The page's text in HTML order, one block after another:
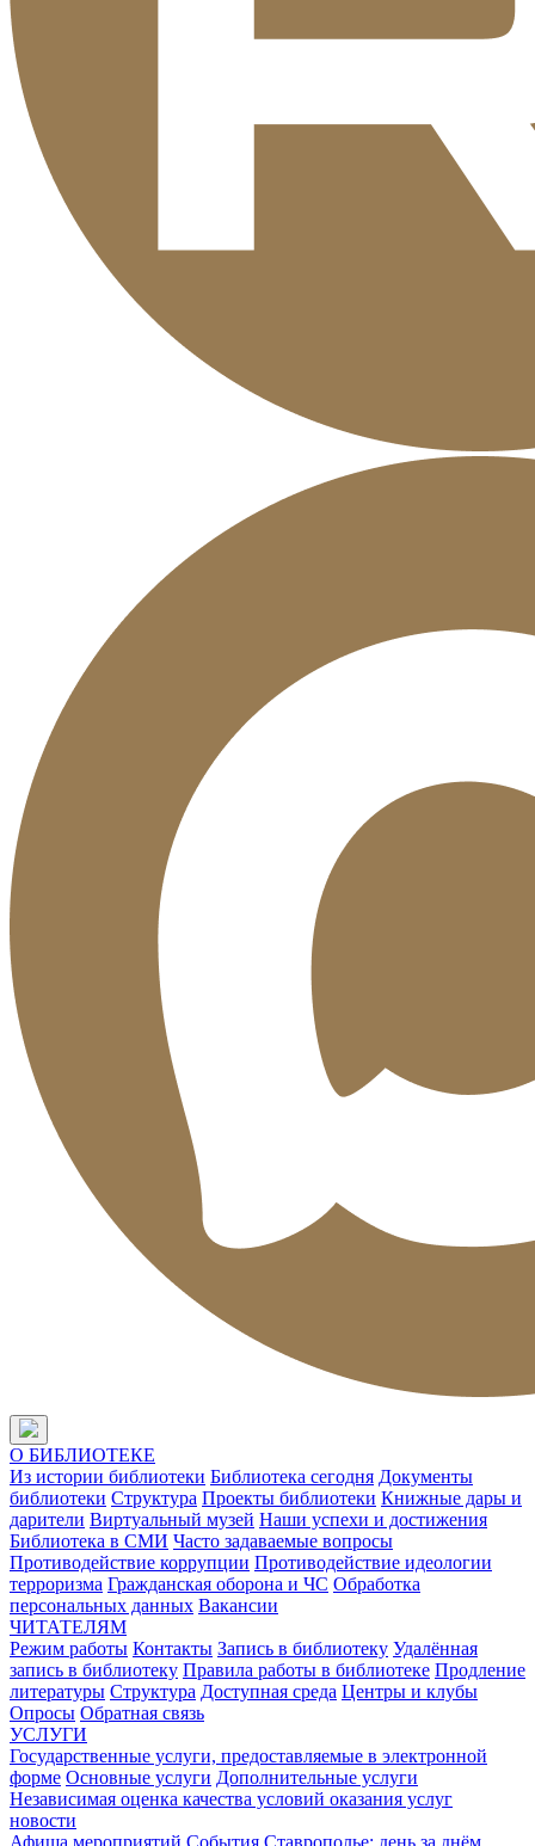
О БИБЛИОТЕКЕ
Из истории библиотеки Библиотека сегодня Документы
библиотеки Структура Проекты библиотеки Книжные дары и
дарители Виртуальный музей Наши успехи и достижения
Библиотека в СМИ Часто задаваемые вопросы
Противодействие коррупции Противодействие идеологии
терроризма Гражданская оборона и ЧС Обработка
персональных данных Вакансии
ЧИТАТЕЛЯМ
Режим работы Контакты Запись в библиотеку Удалённая
запись в библиотеку Правила работы в библиотеке Продление
литературы Структура Доступная среда Центры и клубы
Опросы Обратная связь
УСЛУГИ
Государственные услуги, предоставляемые в электронной
форме Основные услуги Дополнительные услуги
Независимая оценка качества условий оказания услуг
новости
Афиша мероприятий События Ставрополье: день за днём